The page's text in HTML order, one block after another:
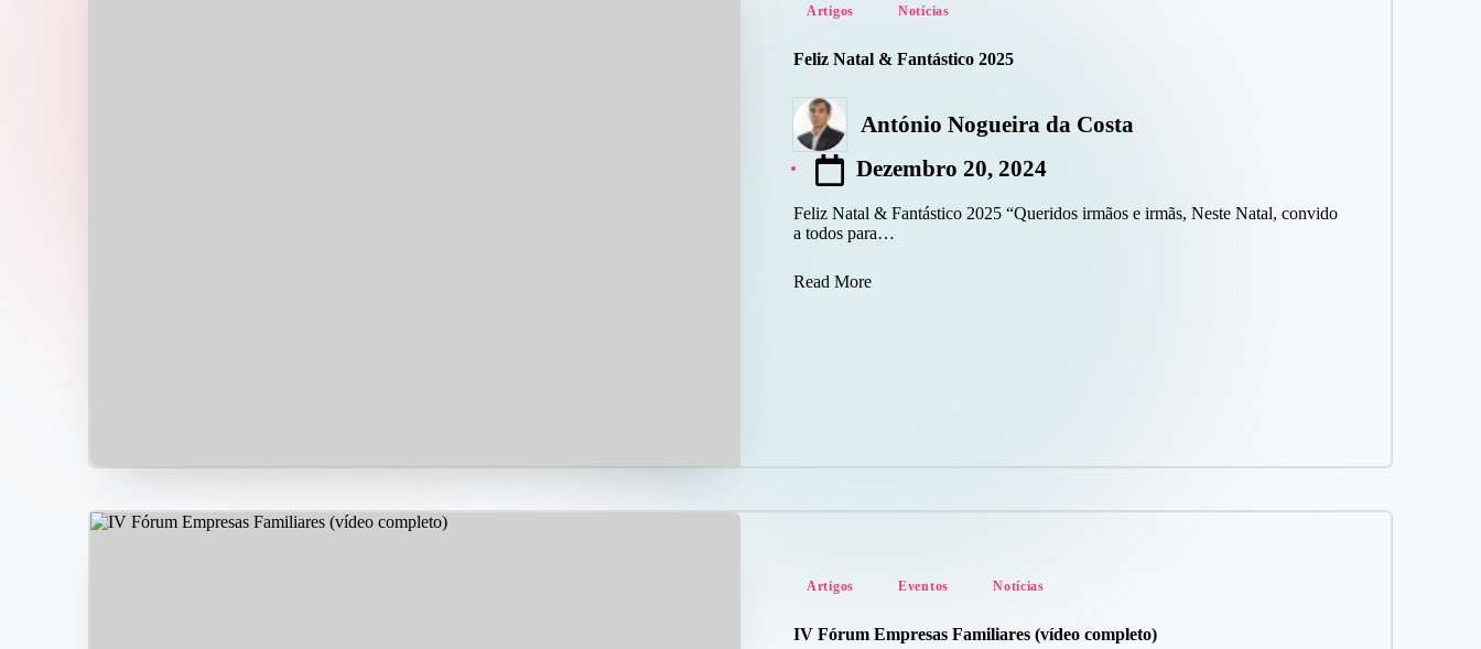
Artigos Notícias
Feliz Natal & Fantástico 2025
Posted
by
António Nogueira da Costa
Dezembro 20, 2024
Feliz Natal & Fantástico 2025 “Queridos irmãos e irmãs, Neste Natal, convido
a todos para…
Read More
Posted
Artigos Eventos Notícias
IV Fórum Empresas Familiares (vídeo completo)